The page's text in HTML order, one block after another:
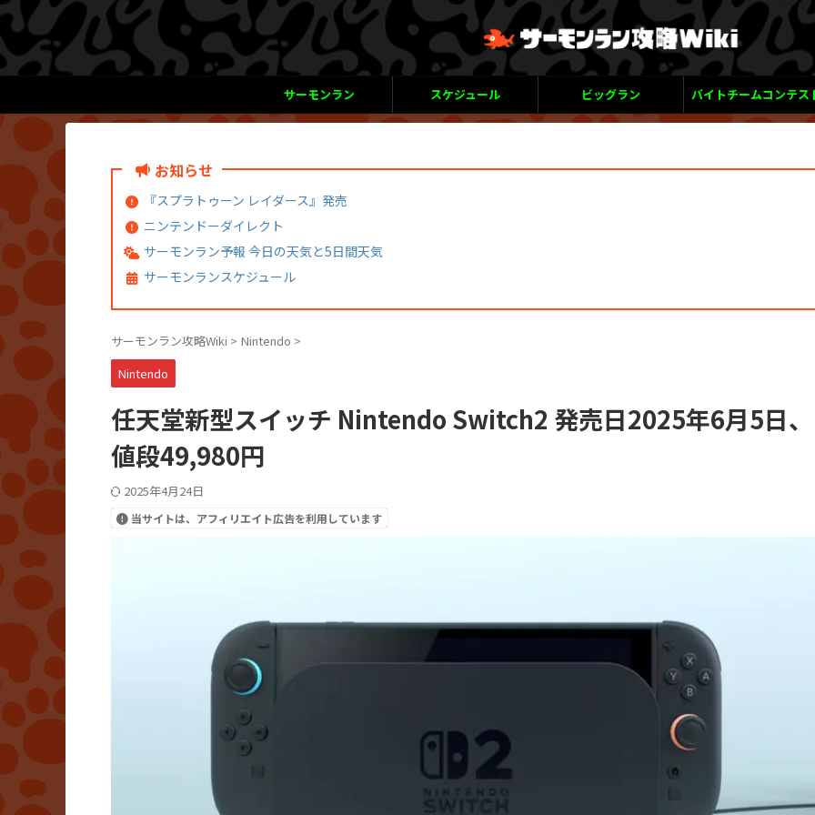
サーモンラン スケジュール ビッグラン バイトチームコンテス
お知らせ
『スプラトゥーン レイダース』発売
ニンテンドーダイレクト
サーモンラン予報 今日の天気と5日間天気
サーモンランスケジュール
サーモンラン攻略Wiki > Nintendo >
Nintendo
任天堂新型スイッチ Nintendo Switch2 発売日2025年6月5日、
値段49,980円
2025年4月24日
当サイトは、アフィリエイト広告を利用しています